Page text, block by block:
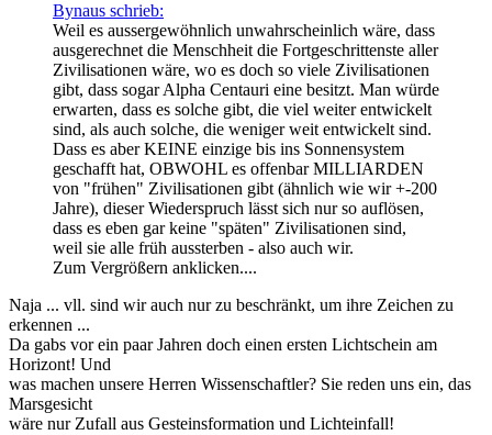
Bynaus schrieb:
Weil es aussergewöhnlich unwahrscheinlich wäre, dass
ausgerechnet die Menschheit die Fortgeschrittenste aller
Zivilisationen wäre, wo es doch so viele Zivilisationen
gibt, dass sogar Alpha Centauri eine besitzt. Man würde
erwarten, dass es solche gibt, die viel weiter entwickelt
sind, als auch solche, die weniger weit entwickelt sind.
Dass es aber KEINE einzige bis ins Sonnensystem
geschafft hat, OBWOHL es offenbar MILLIARDEN
von "frühen" Zivilisationen gibt (ähnlich wie wir +-200
Jahre), dieser Wiederspruch lässt sich nur so auflösen,
dass es eben gar keine "späten" Zivilisationen sind,
weil sie alle früh aussterben - also auch wir.
Zum Vergrößern anklicken....
Naja ... vll. sind wir auch nur zu beschränkt, um ihre Zeichen zu
erkennen ...
Da gabs vor ein paar Jahren doch einen ersten Lichtschein am
Horizont! Und
was machen unsere Herren Wissenschaftler? Sie reden uns ein, das
Marsgesicht
wäre nur Zufall aus Gesteinsformation und Lichteinfall!